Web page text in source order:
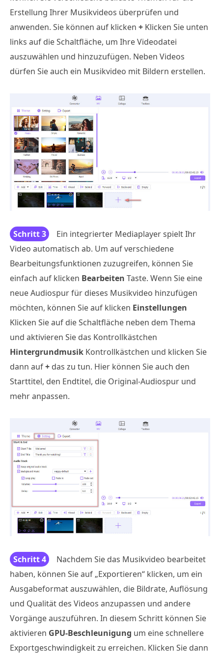
Erstellung Ihrer Musikvideos überprüfen und
anwenden. Sie können auf klicken + Klicken Sie unten
links auf die Schaltfläche, um Ihre Videodatei
auszuwählen und hinzuzufügen. Neben Videos
dürfen Sie auch ein Musikvideo mit Bildern erstellen.
Schritt 3
Ein integrierter Mediaplayer spielt Ihr
Video automatisch ab. Um auf verschiedene
Bearbeitungsfunktionen zuzugreifen, können Sie
einfach auf klicken Bearbeiten Taste. Wenn Sie eine
neue Audiospur für dieses Musikvideo hinzufügen
möchten, können Sie auf klicken Einstellungen
Klicken Sie auf die Schaltfläche neben dem Thema
und aktivieren Sie das Kontrollkästchen
Hintergrundmusik Kontrollkästchen und klicken Sie
dann auf+ das zu tun. Hier können Sie auch den
Starttitel, den Endtitel, die Original-Audiospur und
mehr anpassen.
Schritt 4
Nachdem Sie das Musikvideo bearbeitet
haben, können Sie auf „Exportieren“ klicken, um ein
Ausgabeformat auszuwählen, die Bildrate, Auflösung
und Qualität des Videos anzupassen und andere
Vorgänge auszuführen. In diesem Schritt können Sie
aktivieren GPU-Beschleunigung um eine schnellere
Exportgeschwindigkeit zu erreichen. Klicken Sie dann